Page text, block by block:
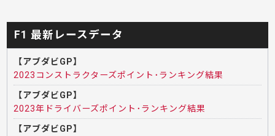
F1 最新レースデータ
【アブダビGP】
2023コンストラクターズポイント･ランキング結果
【アブダビGP】
2023年ドライバーズポイント･ランキング結果
【アブダビGP】